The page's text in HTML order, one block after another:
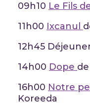
09h10 Le Fils
11h00 Ixcanul
12h45
14h00 Dope
16h00 Notre
Koreeda